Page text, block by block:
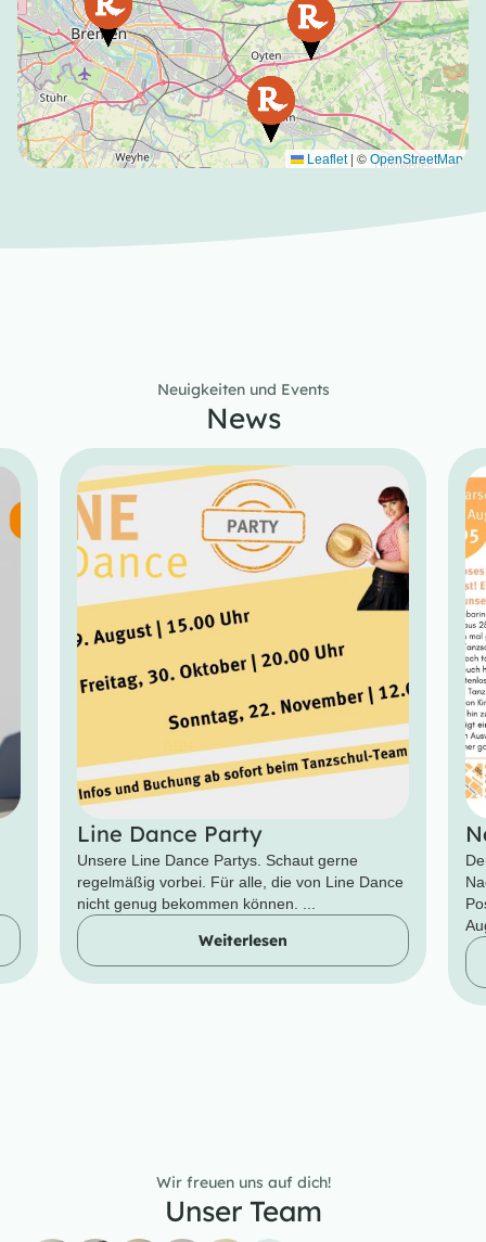
Leaflet | © OpenStreetMap
Neuigkeiten und Events
News
Line Dance Party
Unsere Line Dance Partys. Schaut gerne
regelmäßig vorbei. Für alle, die von Line Dance
nicht genug bekommen können. ...
Weiterlesen
Wir freuen uns auf dich!
Unser Team